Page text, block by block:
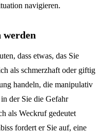
navigieren.
werden
dass etwas, das Sie
als schmerzhaft oder giftig
handeln, die manipulativ
der Sie die Gefahr
als Weckruf gedeutet
fordert er Sie auf, eine